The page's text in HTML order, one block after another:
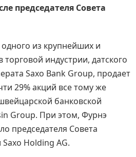
председателя Совета
из крупнейших и
индустрии, датского
Saxo Bank Group, продает
29% акций все тому же
банковской
Group. При этом, Фурнэ
председателя Совета
Holding AG.